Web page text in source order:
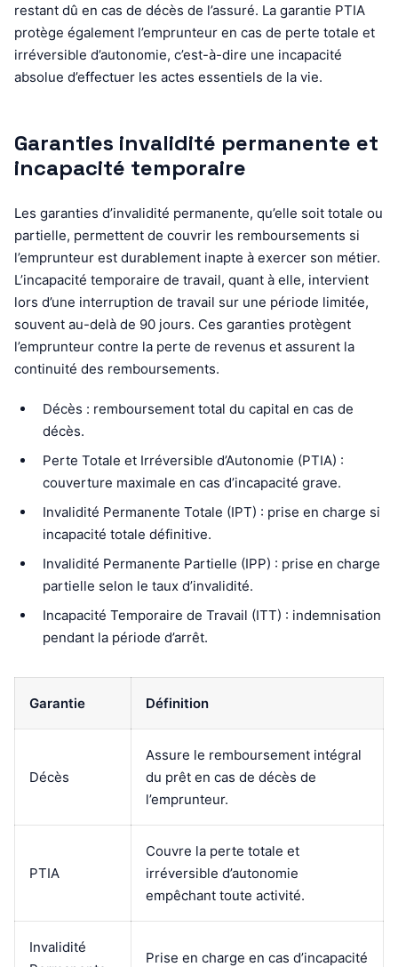
restant dû en cas de décès de l’assuré. La garantie PTIA
protège également l’emprunteur en cas de perte totale et
irréversible d’autonomie, c’est-à-dire une incapacité
absolue d’effectuer les actes essentiels de la vie.
Garanties invalidité permanente et
incapacité temporaire
Les garanties d’invalidité permanente, qu’elle soit totale ou
partielle, permettent de couvrir les remboursements si
l’emprunteur est durablement inapte à exercer son métier.
L’incapacité temporaire de travail, quant à elle, intervient
lors d’une interruption de travail sur une période limitée,
souvent au-delà de 90 jours. Ces garanties protègent
l’emprunteur contre la perte de revenus et assurent la
continuité des remboursements.
Décès : remboursement total du capital en cas de
décès.
Perte Totale et Irréversible d’Autonomie (PTIA) :
couverture maximale en cas d’incapacité grave.
Invalidité Permanente Totale (IPT) : prise en charge si
incapacité totale définitive.
Invalidité Permanente Partielle (IPP) : prise en charge
partielle selon le taux d’invalidité.
Incapacité Temporaire de Travail (ITT) : indemnisation
pendant la période d’arrêt.
Garantie Définition
Décès
Assure le remboursement intégral
du prêt en cas de décès de
l’emprunteur.
PTIA
Couvre la perte totale et
irréversible d’autonomie
empêchant toute activité.
Invalidité
Prise en charge en cas d’incapacité